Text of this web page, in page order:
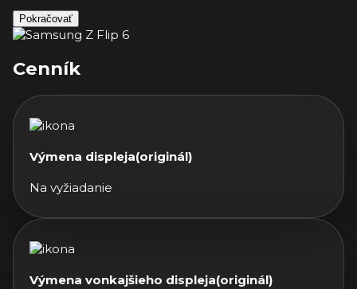
Pokračovať
Cenník
Výmena displeja(originál)
Na vyžiadanie
Výmena vonkajšieho displeja(originál)